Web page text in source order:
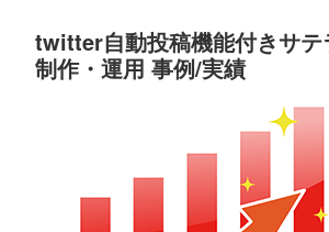
twitter自動投稿機能付きサテ
制作・運用 事例/実績